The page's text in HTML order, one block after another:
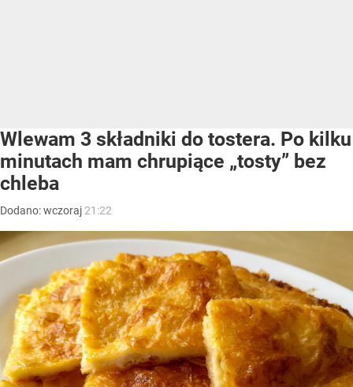
Wlewam 3 składniki do tostera. Po kilku
minutach mam chrupiące „tosty” bez
chleba
Dodano:wczoraj 21:22